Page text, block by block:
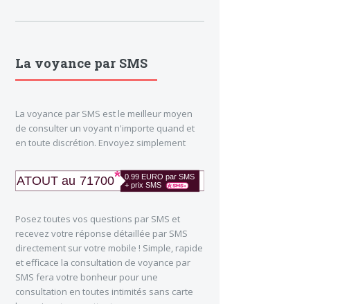
La voyance par SMS
La voyance par SMS est le meilleur moyen
de consulter un voyant n'importe quand et
en toute discrétion. Envoyez simplement
Posez toutes vos questions par SMS et
recevez votre réponse détaillée par SMS
directement sur votre mobile ! Simple, rapide
et efficace la consultation de voyance par
SMS fera votre bonheur pour une
consultation en toutes intimités sans carte